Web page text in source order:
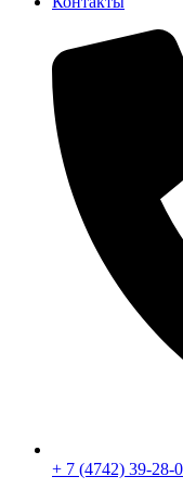
+ 7 (4742) 39-28-